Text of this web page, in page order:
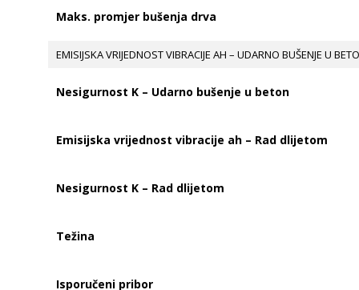
Maks. promjer bušenja drva
EMISIJSKA VRIJEDNOST VIBRACIJE AH – UDARNO BUŠENJE U
Nesigurnost K – Udarno bušenje u beton
Emisijska vrijednost vibracije ah – Rad dlijetom
Nesigurnost K – Rad dlijetom
Težina
Isporučeni pribor